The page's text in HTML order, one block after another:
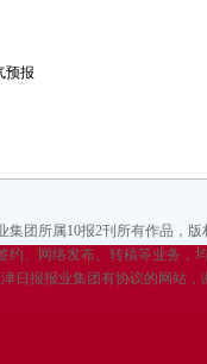
预报
集团所属10报2刊所有作品，
约、网络发布、转稿等业务，
日报报业集团有协议的网站，